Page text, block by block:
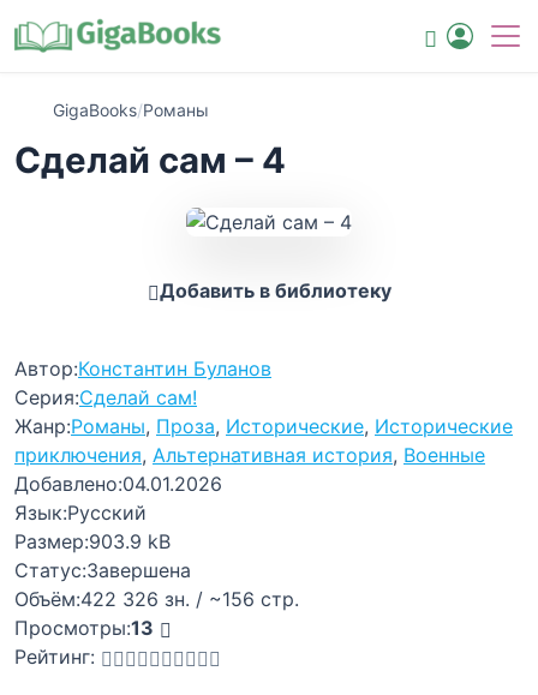
GigaBooks/Романы
Сделай сам – 4
Добавить в библиотеку
Автор:Константин Буланов
Серия:Сделай сам!
Жанр:Романы, Проза, Исторические, Исторические
приключения, Альтернативная история, Военные
Добавлено:04.01.2026
Язык:Русский
Размер:903.9 kB
Статус:Завершена
Объём:422 326 зн. / ~156 стр.
Просмотры:13
Рейтинг: